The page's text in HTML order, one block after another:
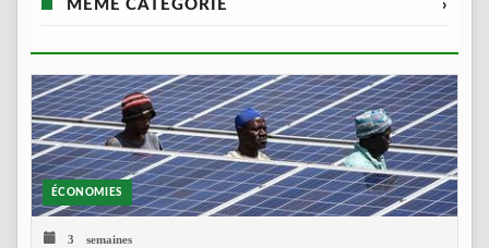
MÊME CATÉGORIE ›
ÉCONOMIES
3 semaines